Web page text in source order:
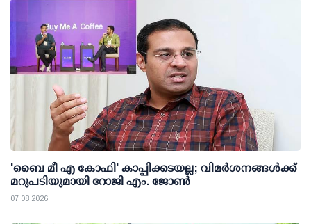
'ബൈ മീ എ കോഫി' കാപ്പിക്കടയല്ല; വിമര്‍ശനങ്ങള്‍ക്ക്
മറുപടിയുമായി റോജി എം. ജോണ്‍
07 08 2026